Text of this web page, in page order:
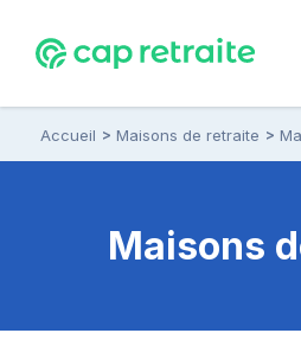
Accueil Maisons de retraite
Maisons